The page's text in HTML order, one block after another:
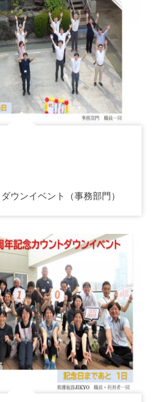
ウンイベント（事務部門）